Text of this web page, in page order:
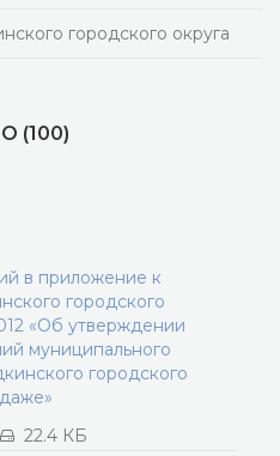
городского округа
(100)
в приложение к
городского
«Об утверждении
муниципального
городского
22.4 КБ